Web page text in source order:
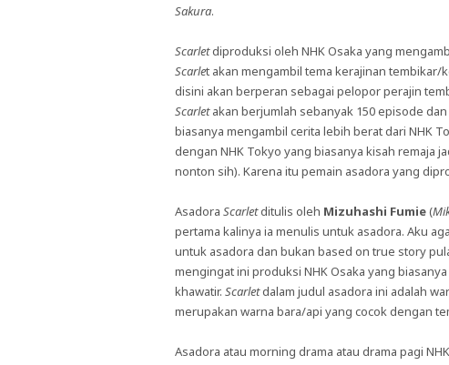
Sakura.
Scarletdiproduksi oleh NHK Osaka yang
Scarlet akan mengambil tema kerajinan tembikar/
disini akan berperan sebagai pelopor perajin
Scarletakan berjumlah sebanyak 150 episode
biasanya mengambil cerita lebih berat dari NHK
dengan NHK Tokyo yang biasanya kisah remaja
nonton sih). Karena itu pemain asadora yang
Asadora Scarletditulis oleh Mizuhashi Fumie(
pertama kalinya ia menulis untuk asadora. Aku
untuk asadora dan bukan based on true story
mengingat ini produksi NHK Osaka yang
khawatir. Scarletdalam judul asadora ini adalah
merupakan warna bara/api yang cocok dengan
Asadora atau morning drama atau drama pagi